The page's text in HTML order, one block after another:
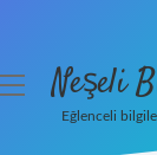
Neşeli
Eğlenceli